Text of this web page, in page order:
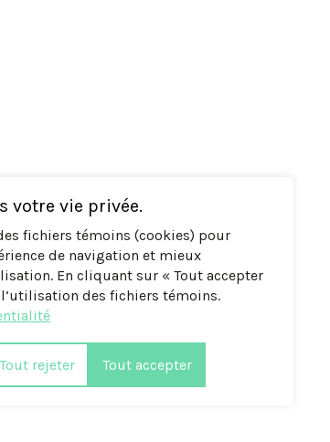
votre vie privée.
fichiers témoins (cookies) pour
de navigation et mieux
En cliquant sur « Tout accepter
l’utilisation des fichiers témoins.
Tout rejeter Tout accepter